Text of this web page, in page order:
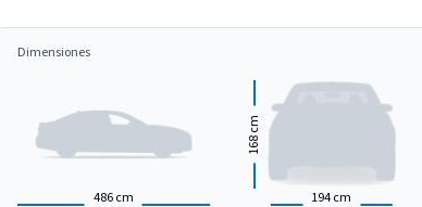
Dimensiones
486 cm 194 cm
168
cm